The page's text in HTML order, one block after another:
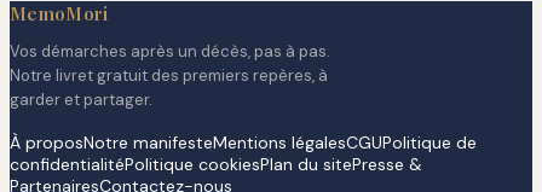
MemoMori
Vos démarches après un décès, pas à pas.
Notre livret gratuit des premiers repères, à
garder et partager.
À proposNotre manifesteMentions légalesCGUPolitique de
confidentialitéPolitique cookiesPlan du sitePresse &
PartenairesContactez-nous